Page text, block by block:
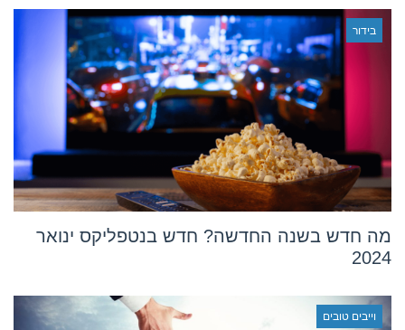
בידור
מה חדש בשנה החדשה? חדש בנטפליקס ינואר
2024
וייבים טובים